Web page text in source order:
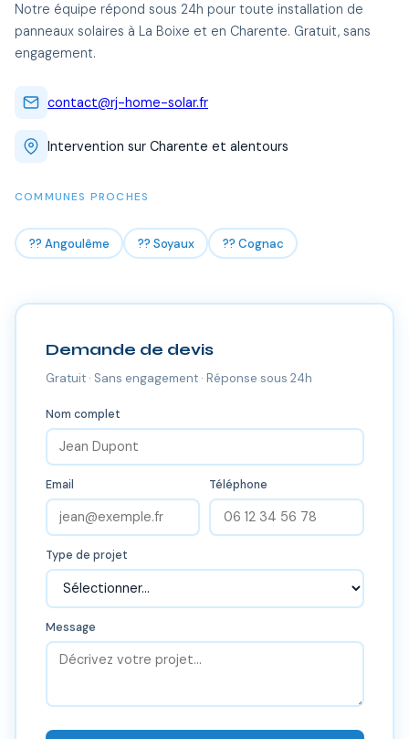
Notre équipe répond sous 24h pour toute installation de
panneaux solaires à La Boixe et en Charente. Gratuit, sans
engagement.
contact@rj-home-solar.fr
Intervention sur Charente et alentours
COMMUNES PROCHES
?? Angoulême ?? Soyaux ?? Cognac
Demande de devis
Gratuit · Sans engagement · Réponse sous 24h
Nom complet
Email Téléphone
Type de projet
Message